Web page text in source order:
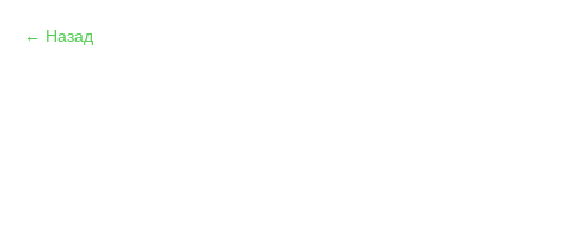
Назад